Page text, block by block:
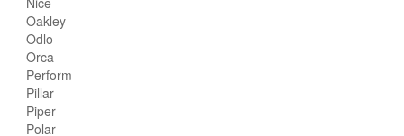
Oakley
Odlo
Orca
Perform
Pillar
Piper
Polar